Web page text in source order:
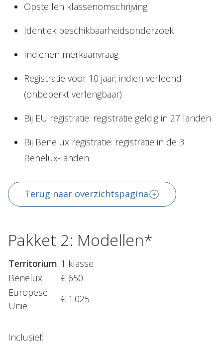
Opstellen klassenomschrijving
Identiek beschikbaarheidsonderzoek
Indienen merkaanvraag
Registratie voor 10 jaar; indien verleend
(onbeperkt verlengbaar)
Bij EU registratie: registratie geldig in 27 landen
Bij Benelux registratie: registratie in de 3
Benelux-landen
Terug naar overzichtspagina
Pakket 2: Modellen*
Territorium 1 klasse
Benelux
€ 650
Europese
Unie
€ 1.025
Inclusief: